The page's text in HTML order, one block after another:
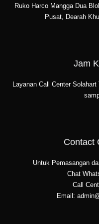
Ruko Harco Mangga Dua
Pusat, Dearah
Jam
Layanan Call Center
Contact
Untuk Pemasangan
Chat
Call
Email: